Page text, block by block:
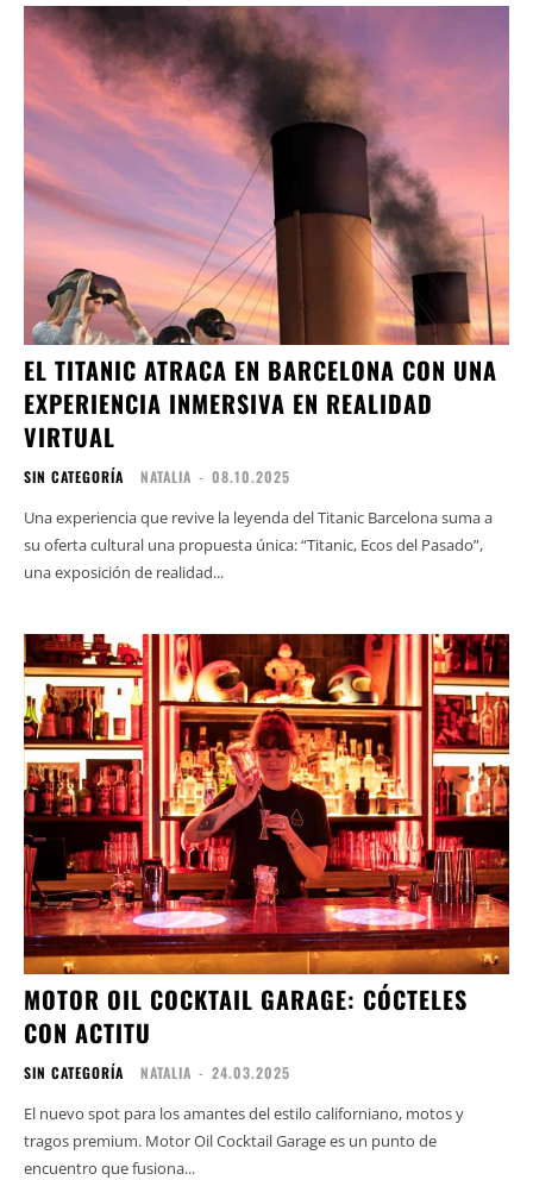
EL TITANIC ATRACA EN BARCELONA CON UNA
EXPERIENCIA INMERSIVA EN REALIDAD
VIRTUAL
SIN CATEGORÍA NATALIA - 08.10.2025
Una experiencia que revive la leyenda del Titanic Barcelona suma a
su oferta cultural una propuesta única: “Titanic, Ecos del Pasado”,
una exposición de realidad...
MOTOR OIL COCKTAIL GARAGE: CÓCTELES
CON ACTITU
SIN CATEGORÍA NATALIA - 24.03.2025
El nuevo spot para los amantes del estilo californiano, motos y
tragos premium. Motor Oil Cocktail Garage es un punto de
encuentro que fusiona...